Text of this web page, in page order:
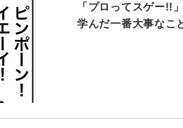
「プロってスゲー!!
学んだ一番大事なこ